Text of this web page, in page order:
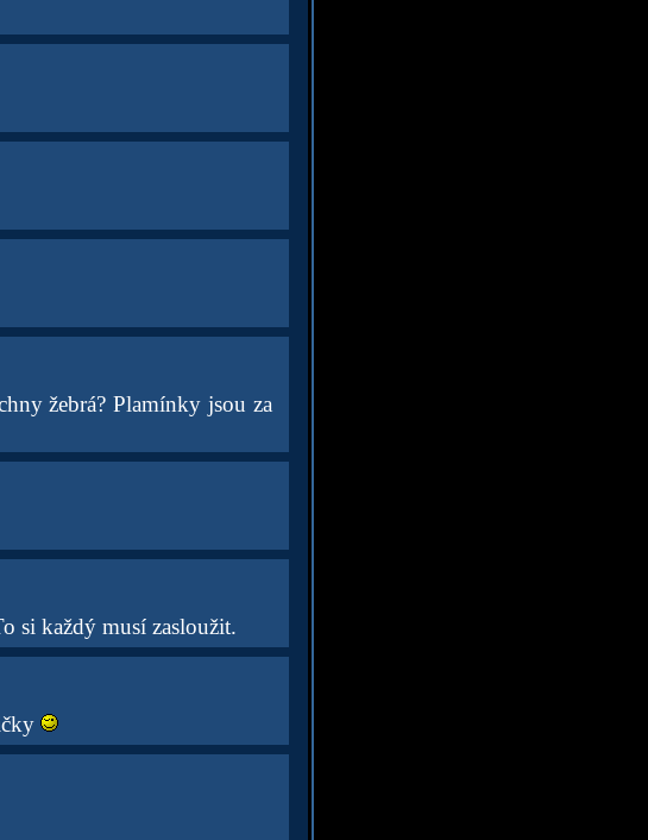
žebrá? Plamínky jsou za
si každý musí zasloužit.